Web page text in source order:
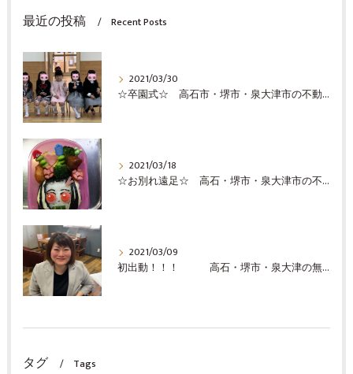
最近の投稿 Recent Posts
2021/03/30
☆卒園式☆ 高石市・堺市・泉大津市の不動産の事ならココロホーム株式会社にお問い合わせください
2021/03/18
☆お別れ遠足☆ 高石・堺市・泉大津市の不動産売却の事ならココロホーム株式会社にお問い合わせください
2021/03/09
初出動！！！ 高石・堺市・泉大津の無料査定の事ならココロホーム株式会社
タグ Tags